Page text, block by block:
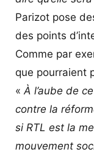
Parizot pose
des points
Comme par
que pourraient
« À l’aube de
contre la
si RTL est la
mouvement